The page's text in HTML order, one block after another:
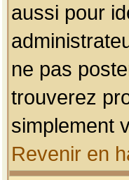
aussi pour
ne pas
trouverez
simplement
Revenir en